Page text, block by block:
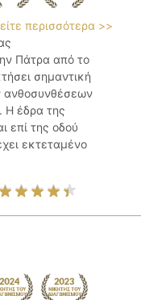
περισσότερα >>
Πάτρα από το
σημαντική
ανθοσυνθέσεων
Η έδρα της
επί της οδού
εκτεταμένο